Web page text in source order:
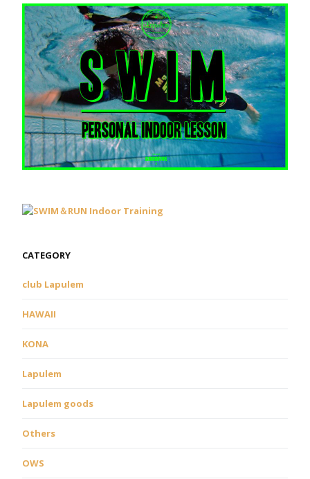
CATEGORY
club Lapulem
HAWAII
KONA
Lapulem
Lapulem goods
Others
OWS